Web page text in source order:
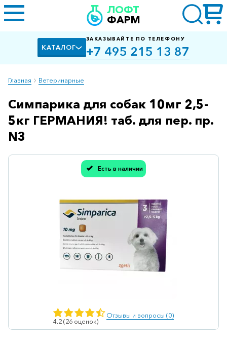
ЛОФТ
ФАРМ
КАТАЛОГ
ЗАКАЗЫВАЙТЕ ПО ТЕЛЕФОНУ
+7 495 215 13 87
Главная Ветеринарные
Алкоголизм,
курение
Альцгеймера
болезнь
Антибактериальные
Биологически
Ветеринарные
Витаминные
Гематологические
Гепатопротекторы
Гинекология
Симпарика для собак 10мг 2,5-
5кг ГЕРМАНИЯ! таб. для пер. пр.
N3
Есть в наличии
4.2 (26 оценок)
Отзывы и вопросы (0)
Спасибо, мы учли Вашу оценку!